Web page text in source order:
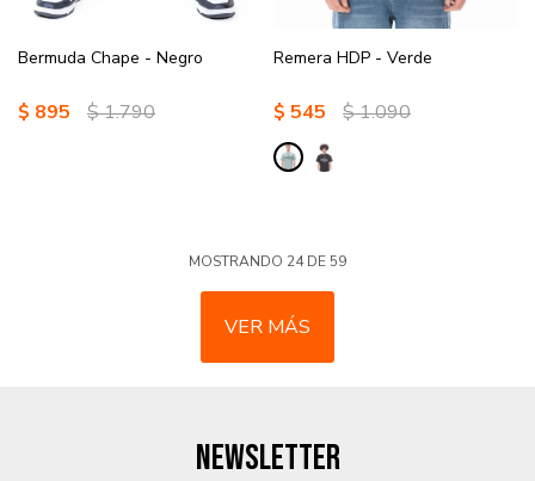
Bermuda Chape - Negro
$ 895 $1.790
Remera HDP - Verde
$ 545 $1.090
MOSTRANDO 24DE 59
VER MÁS
NEWSLETTER